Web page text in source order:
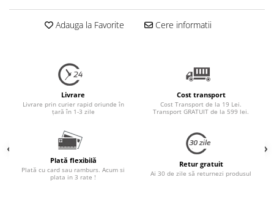
Adauga la Favorite Cere informatii
Livrare
Livrare prin curier rapid oriunde în
țară în 1-3 zile
Cost transport
Cost Transport de la 19 Lei.
Transport GRATUIT de la 599 lei.
Plată flexibilă
Plată cu card sau ramburs. Acum si
plata in 3 rate !
Retur gratuit
Ai 30 de zile să returnezi produsul